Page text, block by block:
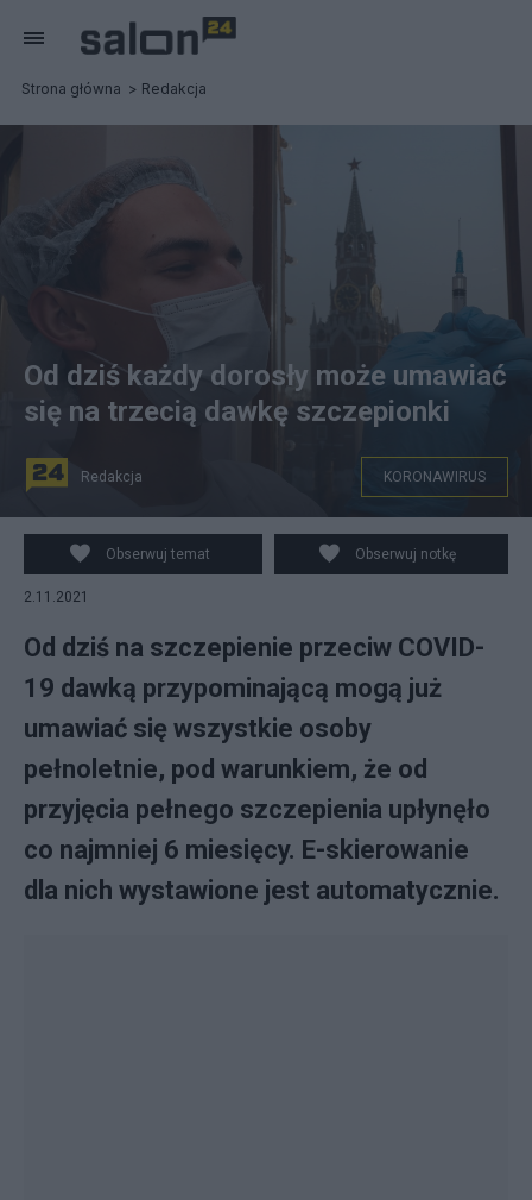
Strona główna Redakcja
fot. PAP/EPA/YURI KOCHETKOV
Od dziś każdy dorosły może umawiać
się na trzecią dawkę szczepionki
Redakcja KORONAWIRUS
Obserwuj temat Obserwuj notkę
2.11.2021
Od dziś na szczepienie przeciw COVID-
19 dawką przypominającą mogą już
umawiać się wszystkie osoby
pełnoletnie, pod warunkiem, że od
przyjęcia pełnego szczepienia upłynęło
co najmniej 6 miesięcy. E-skierowanie
dla nich wystawione jest automatycznie.